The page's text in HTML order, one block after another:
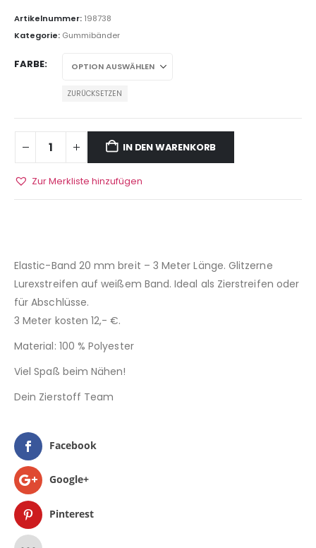
Artikelnummer: 198738
Kategorie: Gummibänder
FARBE
ZURÜCKSETZEN
IN DEN WARENKORB
Zur Merkliste hinzufügen
Elastic-Band 20 mm breit – 3 Meter Länge. Glitzerne
Lurexstreifen auf weißem Band. Ideal als Zierstreifen oder
für Abschlüsse.
3 Meter kosten 12,- €.
Material: 100 % Polyester
Viel Spaß beim Nähen!
Dein Zierstoff Team
Facebook
Google+
Pinterest